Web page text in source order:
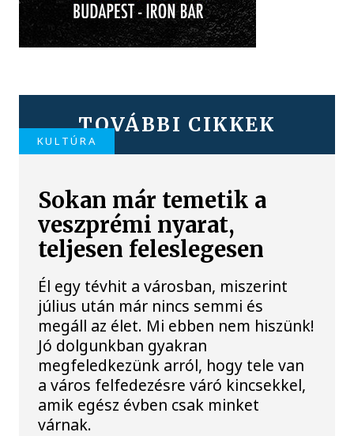
TOVÁBBI CIKKEK
KULTÚRA
Sokan már temetik a
veszprémi nyarat,
teljesen feleslegesen
Él egy tévhit a városban, miszerint
július után már nincs semmi és
megáll az élet. Mi ebben nem hiszünk!
Jó dolgunkban gyakran
megfeledkezünk arról, hogy tele van
a város felfedezésre váró kincsekkel,
amik egész évben csak minket
várnak.